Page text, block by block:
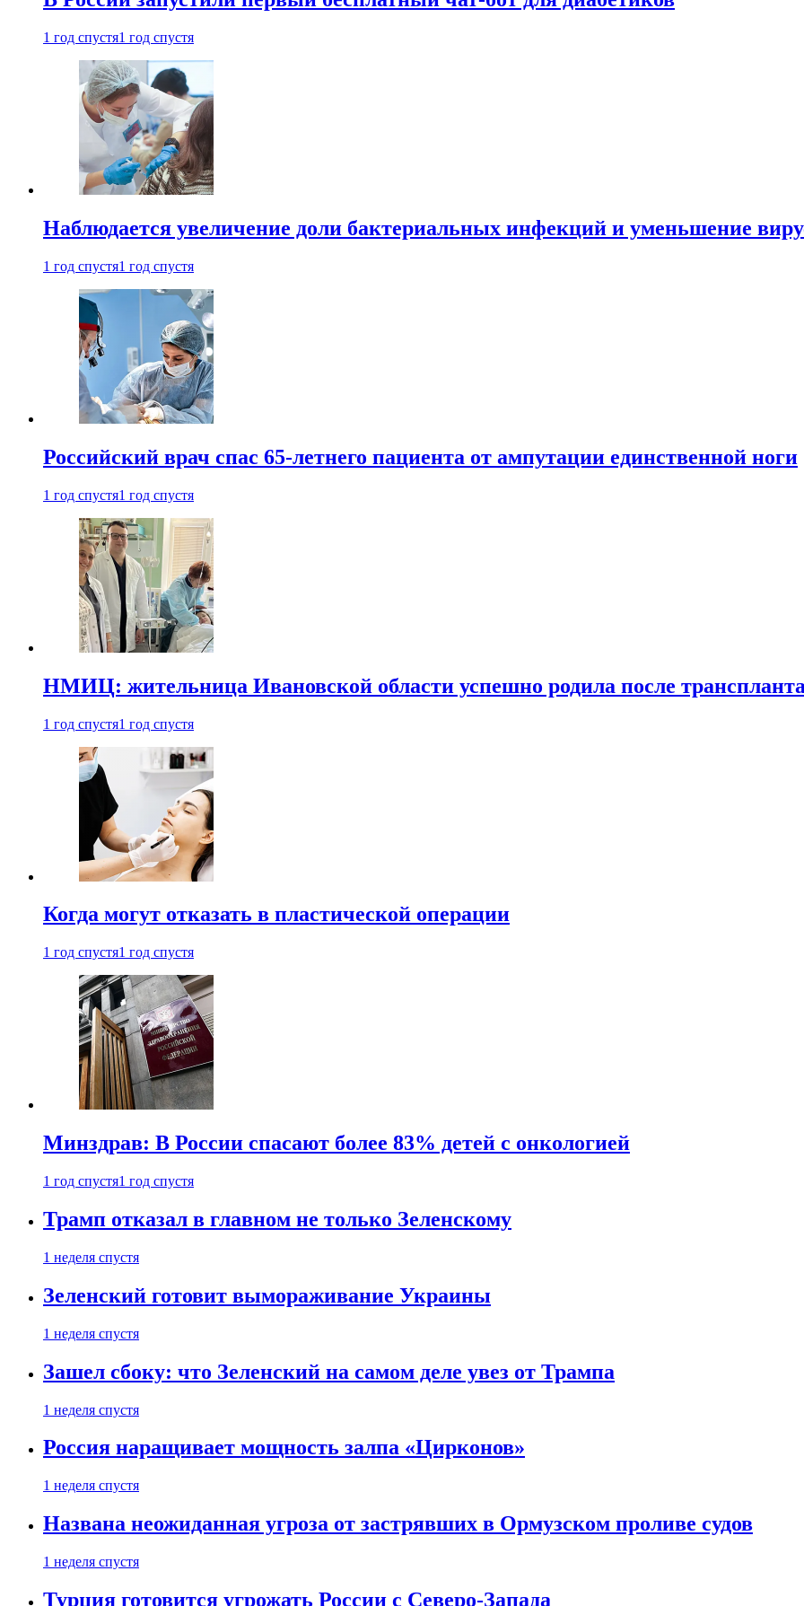
1 год спустя1 год спустя
Наблюдается увеличение доли бактериальных инфекций и уменьшение
1 год спустя1 год спустя
Российский врач спас 65-летнего пациента от ампутации единственной ноги
1 год спустя1 год спустя
НМИЦ: жительница Ивановской области успешно родила после
1 год спустя1 год спустя
Когда могут отказать в пластической операции
1 год спустя1 год спустя
Минздрав: В России спасают более 83% детей с онкологией
1 год спустя1 год спустя
Трамп отказал в главном не только Зеленскому
1 неделя спустя
Зеленский готовит вымораживание Украины
1 неделя спустя
Зашел сбоку: что Зеленский на самом деле увез от Трампа
1 неделя спустя
Россия наращивает мощность залпа «Цирконов»
1 неделя спустя
Названа неожиданная угроза от застрявших в Ормузском проливе судов
1 неделя спустя
Турция готовится угрожать России с Северо-Запада